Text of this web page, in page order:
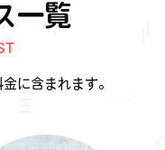
一覧
に含まれます。